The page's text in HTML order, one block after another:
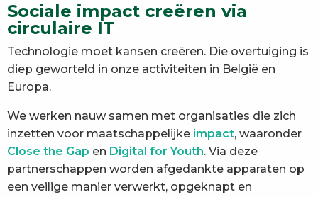
Sociale impact creëren via
circulaire IT
Technologie moet kansen creëren. Die overtuiging is
diep geworteld in onze activiteiten in België en
Europa.
We werken nauw samen met organisaties die zich
inzetten voor maatschappelijke impact, waaronder
Close the Gap en Digital for Youth. Via deze
partnerschappen worden afgedankte apparaten op
een veilige manier verwerkt, opgeknapt en